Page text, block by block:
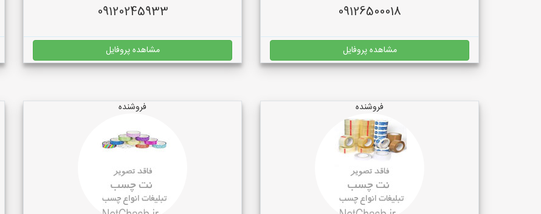
09126500018
مشاهده پروفایل
09120245933
مشاهده پروفایل
فروشنده فروشنده